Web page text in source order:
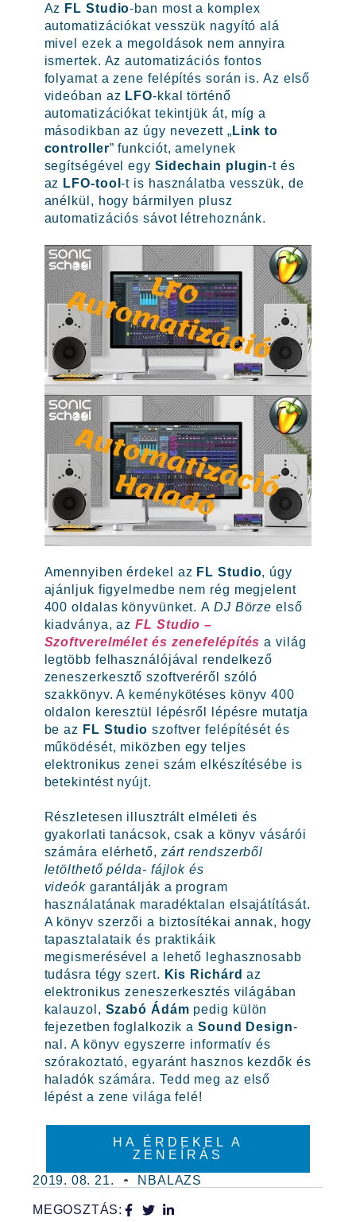
Az FL Studio-ban most a komplex
automatizációkat vesszük nagyító alá
mivel ezek a megoldások nem annyira
ismertek. Az automatizációs fontos
folyamat a zene felépítés során is. Az első
videóban az LFO-kkal történő
automatizációkat tekintjük át, míg a
másodikban az úgy nevezett „ Link to
controller” funkciót, amelynek
segítségével egy Sidechain plugin-t és
az LFO-tool-t is használatba vesszük, de
anélkül, hogy bármilyen plusz
automatizációs sávot létrehoznánk.
Amennyiben érdekel az FL Studio, úgy
ajánljuk figyelmedbe nem rég megjelent
400 oldalas könyvünket. A DJ Börze első
kiadványa, azFL Studio –
Szoftverelmélet és zenefelépítés a világ
legtöbb felhasználójával rendelkező
zeneszerkesztő szoftveréről szóló
szakkönyv. A keménykötéses könyv 400
oldalon keresztül lépésről lépésre mutatja
be az FL Studio szoftver felépítését és
működését, miközben egy teljes
elektronikus zenei szám elkészítésébe is
betekintést nyújt.
Részletesen illusztrált elméleti és
gyakorlati tanácsok, csak a könyv vásárói
számára elérhető, zárt rendszerből
letölthető példa- fájlok és
videókgarantálják a program
használatának maradéktalan elsajátítását.
A könyv szerzői a biztosítékai annak, hogy
tapasztalataik és praktikáik
megismerésével a lehető leghasznosabb
tudásra tégy szert. Kis Richárd az
elektronikus zeneszerkesztés világában
kalauzol, Szabó Ádám pedig külön
fejezetben foglalkozik aSound Design-
nal. A könyv egyszerre informatív és
szórakoztató, egyaránt hasznos kezdők és
haladók számára. Tedd meg az első
lépést a zene világa felé!
HA ÉRDEKEL A
ZENEÍRÁS
2019. 08. 21.
NBALAZS
MEGOSZTÁS: